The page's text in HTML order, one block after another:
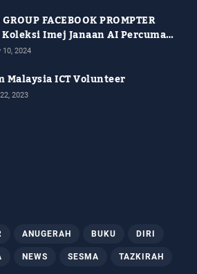
FACEBOOK PROMPTER
Koleksi Imej Janaan AI Percuma
Guru
10, 2024
Malaysia ICT Volunteer
2023
ANUGERAH BUKU DIRI
NEWS SESMA TAZKIRAH